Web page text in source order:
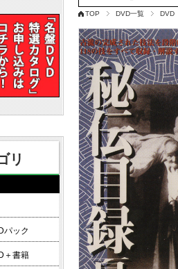
TOP DVD一覧 DVD
リ
パック
＋書籍